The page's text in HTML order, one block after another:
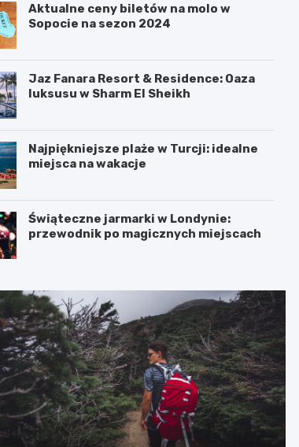
Aktualne ceny biletów na molo w
Sopocie na sezon 2024
Jaz Fanara Resort & Residence: Oaza
luksusu w Sharm El Sheikh
Najpiękniejsze plaże w Turcji: idealne
miejsca na wakacje
Świąteczne jarmarki w Londynie:
przewodnik po magicznych miejscach